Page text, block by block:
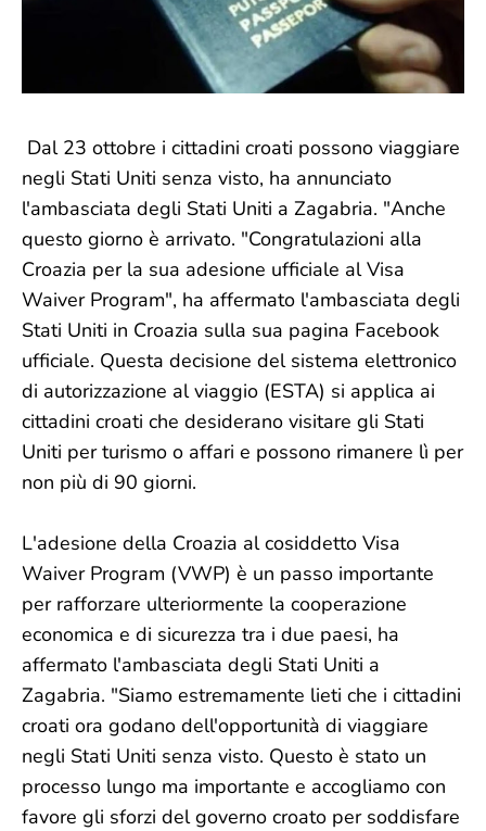
Dal 23 ottobre i cittadini croati possono viaggiare
negli Stati Uniti senza visto, ha annunciato
l'ambasciata degli Stati Uniti a Zagabria. "Anche
questo giorno è arrivato. "Congratulazioni alla
Croazia per la sua adesione ufficiale al Visa
Waiver Program", ha affermato l'ambasciata degli
Stati Uniti in Croazia sulla sua pagina Facebook
ufficiale. Questa decisione del sistema elettronico
di autorizzazione al viaggio (ESTA) si applica ai
cittadini croati che desiderano visitare gli Stati
Uniti per turismo o affari e possono rimanere lì per
non più di 90 giorni.
L'adesione della Croazia al cosiddetto Visa
Waiver Program (VWP) è un passo importante
per rafforzare ulteriormente la cooperazione
economica e di sicurezza tra i due paesi, ha
affermato l'ambasciata degli Stati Uniti a
Zagabria. "Siamo estremamente lieti che i cittadini
croati ora godano dell'opportunità di viaggiare
negli Stati Uniti senza visto. Questo è stato un
processo lungo ma importante e accogliamo con
favore gli sforzi del governo croato per soddisfare